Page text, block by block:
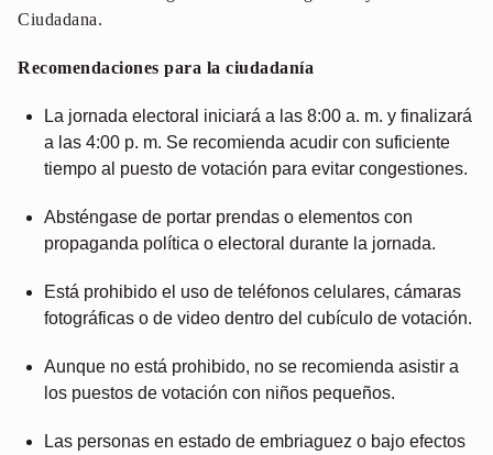
Ciudadana.
Recomendaciones para la ciudadanía
La jornada electoral iniciará a las 8:00 a. m. y finalizará
a las 4:00 p. m. Se recomienda acudir con suficiente
tiempo al puesto de votación para evitar congestiones.
Absténgase de portar prendas o elementos con
propaganda política o electoral durante la jornada.
Está prohibido el uso de teléfonos celulares, cámaras
fotográficas o de video dentro del cubículo de votación.
Aunque no está prohibido, no se recomienda asistir a
los puestos de votación con niños pequeños.
Las personas en estado de embriaguez o bajo efectos